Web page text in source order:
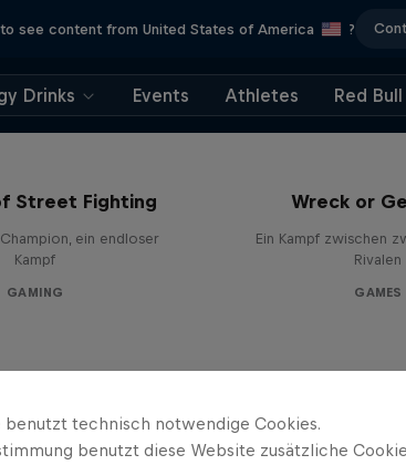
see content from United States of America ?
Drinks Events Athletes Red
Street Fighting
ein endloser
Kampf
GAMING
Wreck or
Ein Kampf zwischen
Rivalen
GAMES
benutzt technisch notwendige Cookies.
benutzt diese Website zusätzliche